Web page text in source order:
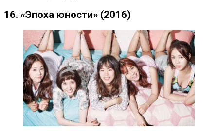
16. «Эпоха юности» (2016)